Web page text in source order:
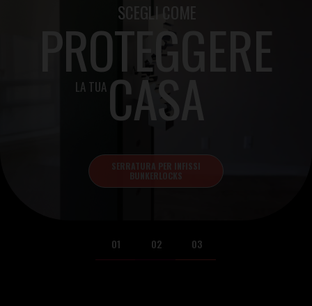
02 03
01
SCEGLI COME
PROTEGGERE
LA TUA CASA
BUNKERLOCKS